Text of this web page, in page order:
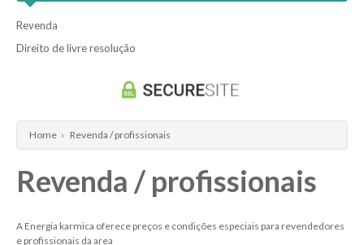
Revenda
Direito de livre resolução
Home › Revenda / profissionais
Revenda / profissionais
A Energia karmica oferece preços e condições especiais para revendedores
e profissionais da area